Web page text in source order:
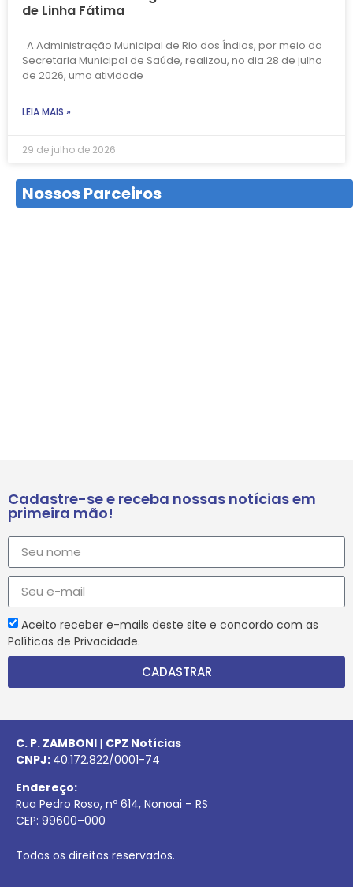
de Linha Fátima
A Administração Municipal de Rio dos Índios, por meio da
Secretaria Municipal de Saúde, realizou, no dia 28 de julho
de 2026, uma atividade
LEIA MAIS »
29 de julho de 2026
Nossos Parceiros
Cadastre-se e receba nossas notícias em
primeira mão!
Aceito receber e-mails deste site e concordo com as
Políticas de Privacidade.
CADASTRAR
C. P. ZAMBONI | CPZ Notícias
CNPJ: 40.172.822/0001-74
Endereço:
Rua Pedro Roso, nº 614, Nonoai – RS
CEP: 99600–000
Todos os direitos reservados.